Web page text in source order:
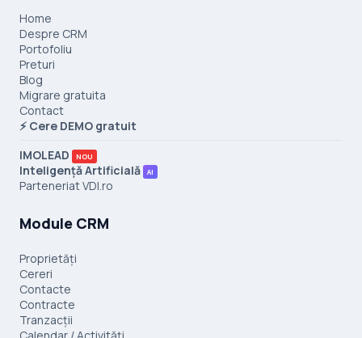
Home
Despre CRM
Portofoliu
Preturi
Blog
Migrare gratuita
Contact
⚡ Cere DEMO gratuit
IMOLEAD
NOU
Inteligență Artificială AI
Parteneriat VDI.ro
Module CRM
Proprietăți
Cereri
Contacte
Contracte
Tranzacții